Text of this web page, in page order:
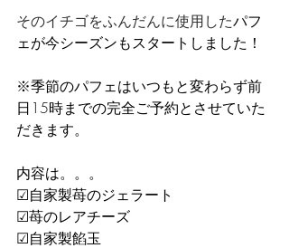
そのイチゴをふんだんに使用したパフ
ェが今シーズンもスタートしました！
※季節のパフェはいつもと変わらず前
日15時までの完全ご予約とさせていた
だきます。
内容は。。。
☑自家製苺のジェラート
☑苺のレアチーズ
☑自家製餡玉